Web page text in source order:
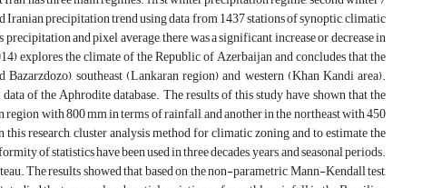
precipitation trend using data from 1437 stations of synoptic, climatic
and pixel average, there was a significant increase or decrease in
explores the climate of the Republic of Azerbaijan and concludes that the
southeast (Lankaran region) and western (Khan Kandi area).
of the Aphrodite database. The results of this study have shown that the
with 800 mm in terms of rainfall, and another in the northeast with 450
research, cluster analysis method for climatic zoning and to estimate the
of statistics have been used in three decades, years, and seasonal periods.
The results showed that based on the non-parametric Mann-Kendall test,